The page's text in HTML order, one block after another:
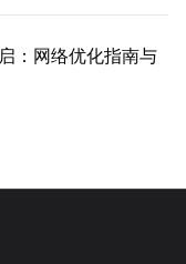
：网络优化指南与